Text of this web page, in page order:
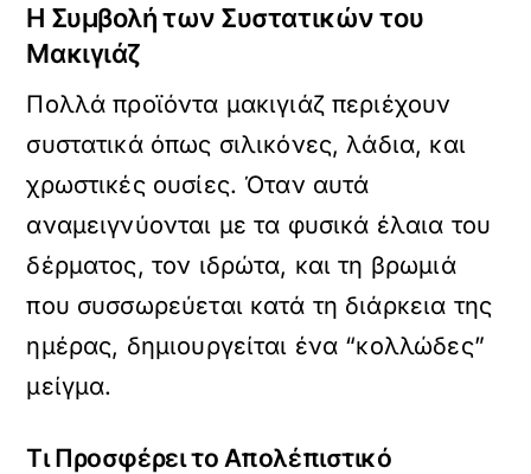
Η Συμβολή των Συστατικών του
Μακιγιάζ
Πολλά προϊόντα μακιγιάζ περιέχουν
συστατικά όπως σιλικόνες, λάδια, και
χρωστικές ουσίες. Όταν αυτά
αναμειγνύονται με τα φυσικά έλαια του
δέρματος, τον ιδρώτα, και τη βρωμιά
που συσσωρεύεται κατά τη διάρκεια της
ημέρας, δημιουργείται ένα “κολλώδες”
μείγμα.
Τι Προσφέρει το Απολέπιστικό